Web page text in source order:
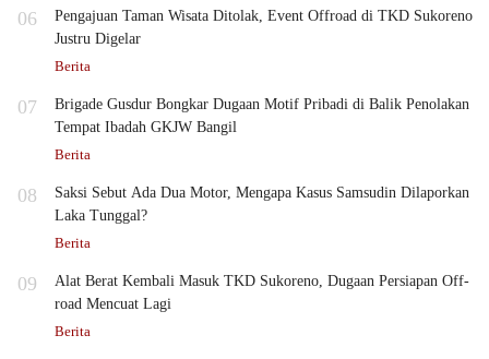
06
Pengajuan Taman Wisata Ditolak, Event Offroad di TKD Sukoreno
Justru Digelar
Berita
07
Brigade Gusdur Bongkar Dugaan Motif Pribadi di Balik Penolakan
Tempat Ibadah GKJW Bangil
Berita
08
Saksi Sebut Ada Dua Motor, Mengapa Kasus Samsudin Dilaporkan
Laka Tunggal?
Berita
09
Alat Berat Kembali Masuk TKD Sukoreno, Dugaan Persiapan Off-
road Mencuat Lagi
Berita